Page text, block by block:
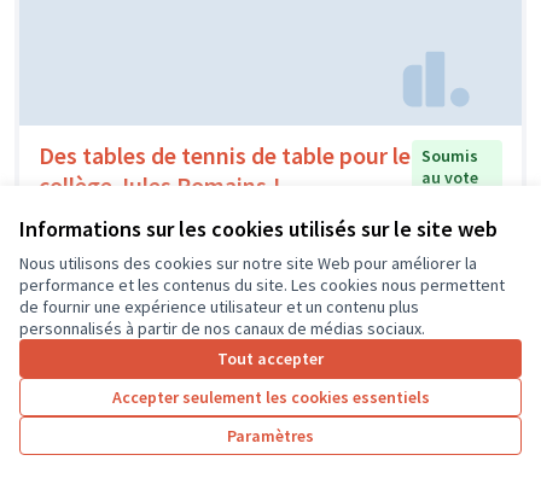
Informations sur les cookies utilisés sur le site web
Nous utilisons des cookies sur notre site Web pour améliorer la
performance et les contenus du site. Les cookies nous permettent
de fournir une expérience utilisateur et un contenu plus
personnalisés à partir de nos canaux de médias sociaux.
Tout accepter
Accepter seulement les cookies essentiels
Paramètres
Des tables de tennis de table pour le
collège Jules Romains !
Soumis
au vote